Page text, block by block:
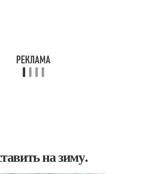
на зиму.